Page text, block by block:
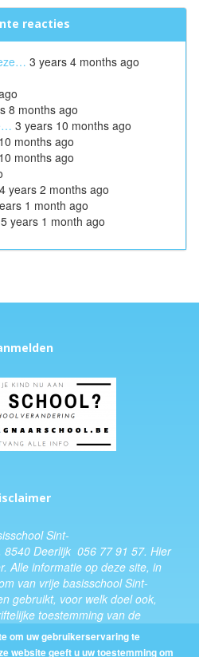
reacties
3 years 4 months ago
8 months ago
3 years 10 months ago
months ago
months ago
4 years 2 months ago
1 month ago
5 years 1 month ago
Sint-
8540 Deerlijk 056 77 91 57. Hier
. Alle informatie op deze site, in
van vrije basisschool Sint-
gebruikt, voor welk doel ook,
toestemming van de
om uw gebruikerservaring te
website geeft u uw toestemming om